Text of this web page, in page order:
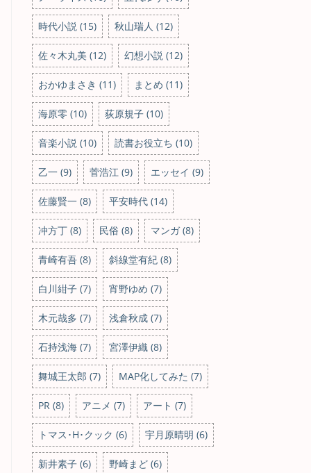
時代小説 (15) 秋山瑞人 (12)
佐々木丸美 (12) 幻想小説 (12)
おかゆまさき (11) まとめ (11)
海原零 (10) 荻原規子 (10)
音楽小説 (10) 読書お役立ち (10)
乙一 (9) 菅浩江 (9) エッセイ (9)
佐藤賢一 (8) 平安時代 (14)
冲方丁 (8) 民俗 (8) マンガ (8)
青崎有吾 (8) 斜線堂有紀 (8)
白川紺子 (7) 宵野ゆめ (7)
木元哉多 (7) 浅倉秋成 (7)
石持浅海 (7) 宮澤伊織 (8)
舞城王太郎 (7) MAP化してみた (7)
PR (8) アニメ (7) アート (7)
トマス･H･クック (6) 宇月原晴明 (6)
新井素子 (6) 野崎まど (6)